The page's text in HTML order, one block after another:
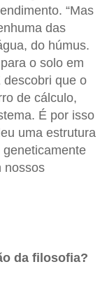
“Mas
das
do húmus.
o solo em
descobri que o
de cálculo,
É por isso
uma estrutura
nossos
da filosofia?